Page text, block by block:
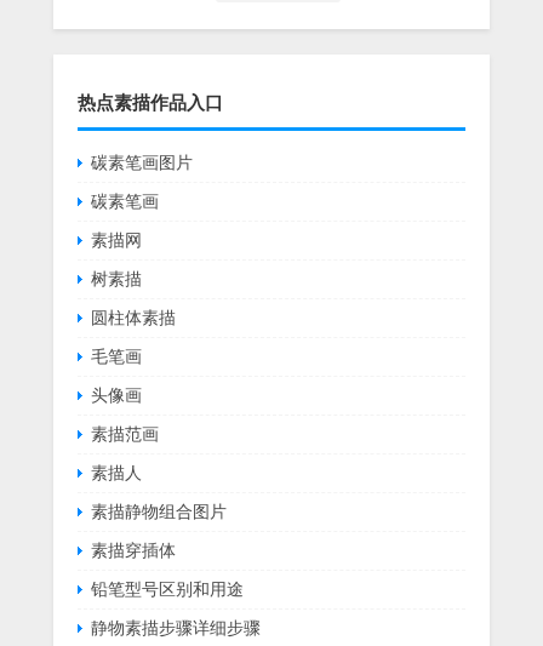
热点素描作品入口
碳素笔画图片
碳素笔画
素描网
树素描
圆柱体素描
毛笔画
头像画
素描范画
素描人
素描静物组合图片
素描穿插体
铅笔型号区别和用途
静物素描步骤详细步骤